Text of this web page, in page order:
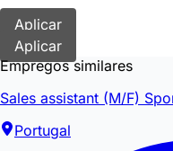
Aplicar
Aplicar
Empregos similares
Sales assistant (M/F)
Portugal